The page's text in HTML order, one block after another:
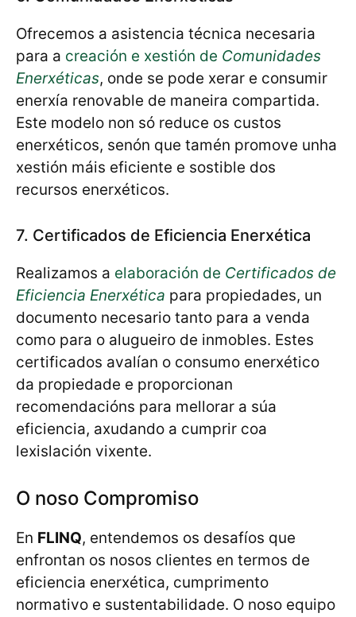
Ofrecemos a asistencia técnica necesaria
para a creación e xestión de Comunidades
Enerxéticas, onde se pode xerar e consumir
enerxía renovable de maneira compartida.
Este modelo non só reduce os custos
enerxéticos, senón que tamén promove unha
xestión máis eficiente e sostible dos
recursos enerxéticos.
7. Certificados de Eficiencia Enerxética
Realizamos a elaboración de Certificados de
Eficiencia Enerxética para propiedades, un
documento necesario tanto para a venda
como para o alugueiro de inmobles. Estes
certificados avalían o consumo enerxético
da propiedade e proporcionan
recomendacións para mellorar a súa
eficiencia, axudando a cumprir coa
lexislación vixente.
O noso Compromiso
En FLINQ, entendemos os desafíos que
enfrontan os nosos clientes en termos de
eficiencia enerxética, cumprimento
normativo e sustentabilidade. O noso equipo